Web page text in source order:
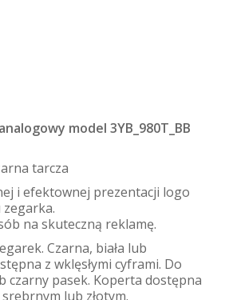
model 3YB_980T_BB
tarcza
i efektownej prezentacji logo
na skuteczną reklamę.
Czarna, biała lub
z wklęsłymi cyframi. Do
czarny pasek. Koperta dostępna
lub złotym.